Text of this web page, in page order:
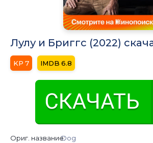
Лулу и Бриггс (2022)
7 6.8
Ориг. название:Dog